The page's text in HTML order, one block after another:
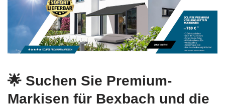
🌟 Suchen Sie Premium-
Markisen für Bexbach und die